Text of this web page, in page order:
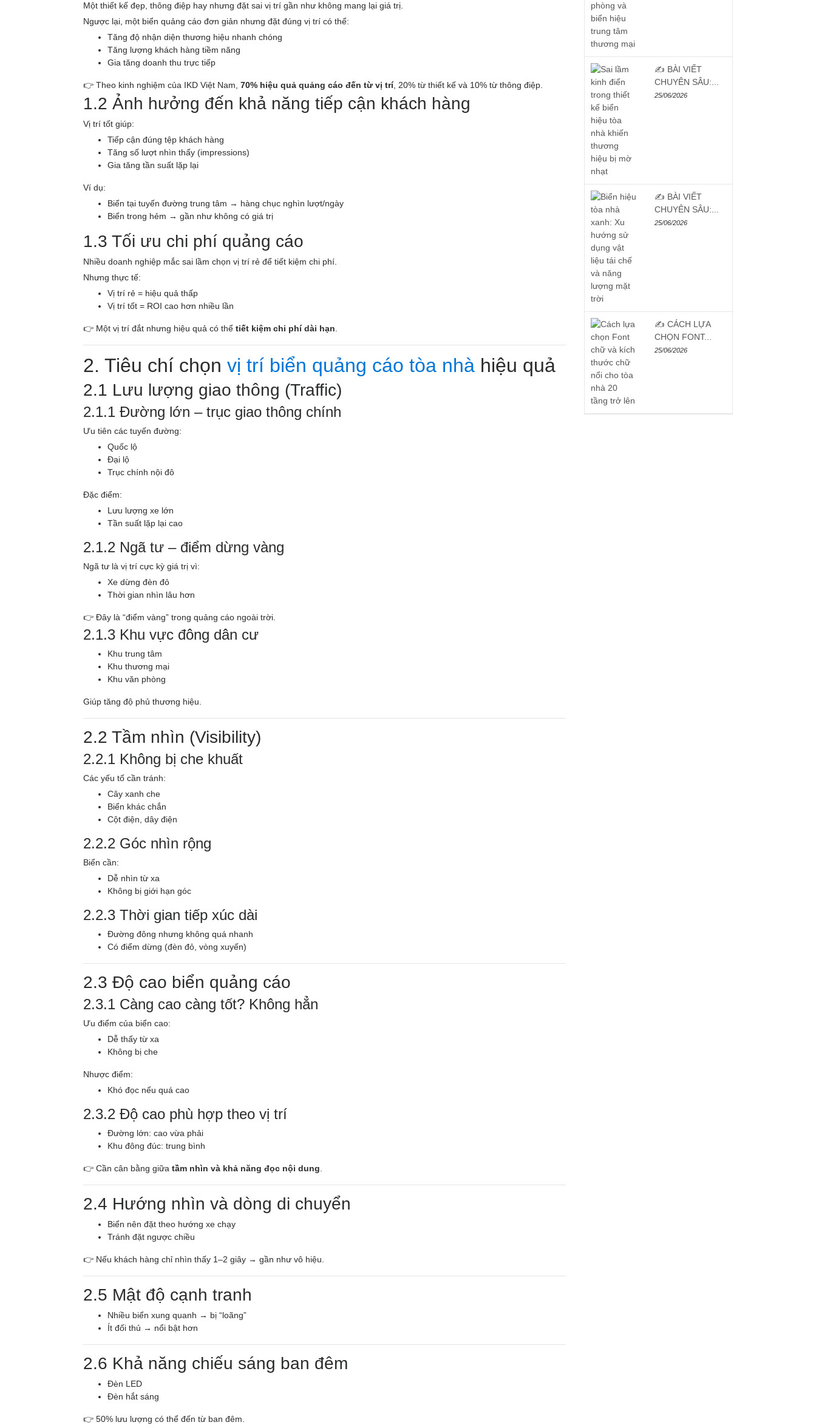
Một thiết kế đẹp, thông điệp hay nhưng đặt sai vị trí gần như không mang lại giá trị.
Ngược lại, một biển quảng cáo đơn giản nhưng đặt đúng vị trí có thể:
Tăng độ nhận diện thương hiệu nhanh chóng
Tăng lượng khách hàng tiềm năng
Gia tăng doanh thu trực tiếp
👉 Theo kinh nghiệm của IKD Việt Nam, 70% hiệu quả quảng cáo đến từ vị trí, 20% từ thiết kế và 10% từ thông điệp.
1.2 Ảnh hưởng đến khả năng tiếp cận khách hàng
Vị trí tốt giúp:
Tiếp cận đúng tệp khách hàng
Tăng số lượt nhìn thấy (impressions)
Gia tăng tần suất lặp lại
Ví dụ:
Biển tại tuyến đường trung tâm → hàng chục nghìn lượt/ngày
Biển trong hẻm → gần như không có giá trị
1.3 Tối ưu chi phí quảng cáo
Nhiều doanh nghiệp mắc sai lầm chọn vị trí rẻ để tiết kiệm chi phí.
Nhưng thực tế:
Vị trí rẻ = hiệu quả thấp
Vị trí tốt = ROI cao hơn nhiều lần
👉 Một vị trí đắt nhưng hiệu quả có thể tiết kiệm chi phí dài hạn
2. Tiêu chí chọn vị trí biển quảng cáo tòa nhà hiệu quả
2.1 Lưu lượng giao thông (Traffic)
2.1.1 Đường lớn – trục giao thông chính
Ưu tiên các tuyến đường:
Quốc lộ
Đại lộ
Trục chính nội đô
Đặc điểm:
Lưu lượng xe lớn
Tần suất lặp lại cao
2.1.2 Ngã tư – điểm dừng vàng
Ngã tư là vị trí cực kỳ giá trị vì:
Xe dừng đèn đỏ
Thời gian nhìn lâu hơn
👉 Đây là “điểm vàng” trong quảng cáo ngoài trời.
2.1.3 Khu vực đông dân cư
Khu trung tâm
Khu thương mại
Khu văn phòng
Giúp tăng độ phủ thương hiệu.
2.2 Tầm nhìn (Visibility)
2.2.1 Không bị che khuất
Các yếu tố cần tránh:
Cây xanh che
Biển khác chắn
Cột điện, dây điện
2.2.2 Góc nhìn rộng
Biển cần:
Dễ nhìn từ xa
Không bị giới hạn góc
2.2.3 Thời gian tiếp xúc dài
Đường đông nhưng không quá nhanh
Có điểm dừng (đèn đỏ, vòng xuyến)
2.3 Độ cao biển quảng cáo
2.3.1 Càng cao càng tốt? Không hẳn
Ưu điểm của biển cao:
Dễ thấy từ xa
Không bị che
Nhược điểm:
Khó đọc nếu quá cao
2.3.2 Độ cao phù hợp theo vị trí
Đường lớn: cao vừa phải
Khu đông đúc: trung bình
👉 Cần cân bằng giữa tầm nhìn và khả năng đọc nội dung
2.4 Hướng nhìn và dòng di chuyển
Biển nên đặt theo hướng xe chạy
Tránh đặt ngược chiều
👉 Nếu khách hàng chỉ nhìn thấy 1–2 giây → gần như vô hiệu.
2.5 Mật độ cạnh tranh
Nhiều biển xung quanh → bị “loãng”
Ít đối thủ → nổi bật hơn
2.6 Khả năng chiếu sáng ban đêm
Đèn LED
Đèn hắt sáng
👉 50% lưu lượng có thể đến từ ban đêm.
✍️ BÀI VIẾT
CHUYÊN SÂU:...
25/06/2026
✍️ BÀI VIẾT
CHUYÊN SÂU:...
25/06/2026
✍️ CÁCH LỰA
CHỌN FONT...
25/06/2026